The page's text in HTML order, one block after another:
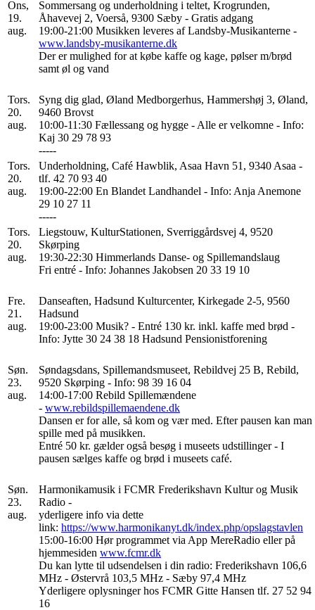
Ons,
19.
aug.
Sommersang og underholdning i teltet, Krogrunden,
Åhavevej 2, Voerså, 9300 Sæby - Gratis adgang
19:00-21:00 Musikken leveres af Landsby-Musikanterne -
www.landsby-musikanterne.dk
Der er mulighed for at købe kaffe og kage, pølser m/brød
samt øl og vand
Tors.
20.
aug.
Syng dig glad, Øland Medborgerhus, Hammershøj 3, Øland,
9460 Brovst
10:00-11:30 Fællessang og hygge - Alle er velkomne - Info:
Kaj 30 29 78 93
-----
Tors.
20.
aug.
Underholdning, Café Hawblik, Asaa Havn 51, 9340 Asaa -
tlf. 42 70 93 40
19:00-22:00 En Blandet Landhandel - Info: Anja Anemone
29 10 27 11
-----
Tors.
20.
aug.
Liegstouw, KulturStationen, Sverriggårdsvej 4, 9520
Skørping
19:30-22:30 Himmerlands Danse- og Spillemandslaug
Fri entré - Info: Johannes Jakobsen 20 33 19 10
Fre.
21.
aug.
Danseaften, Hadsund Kulturcenter, Kirkegade 2-5, 9560
Hadsund
19:00-23:00 Musik? - Entré 130 kr. inkl. kaffe med brød -
Info: Jytte 30 24 38 18 Hadsund Pensionistforening
Søn.
23.
aug.
Søndagsdans, Spillemandsmuseet, Rebildvej 25 B, Rebild,
9520 Skørping - Info: 98 39 16 04
14:00-17:00 Rebild Spillemændene
- www.rebildspillemaendene.dk
Dansen er for alle, så kom og vær med. Efter pausen kan man
spille med på musikken.
Entré 50 kr. gælder også besøg i museets udstillinger - I
pausen sælges kaffe og brød i museets café.
Søn.
23.
aug.
Harmonikamusik i FCMR Frederikshavn Kultur og Musik
Radio -
yderligere info via dette
link: https://www.harmonikanyt.dk/index.php/opslagstavlen
15:00-16:00 Hør programmet via App MereRadio eller på
hjemmesiden www.fcmr.dk
Du kan lytte til udsendelsen i din radio: Frederikshavn 106,6
MHz - Østervrå 103,5 MHz - Sæby 97,4 MHz
Yderligere oplysninger hos FCMR Gitte Hansen tlf. 27 52 94
16